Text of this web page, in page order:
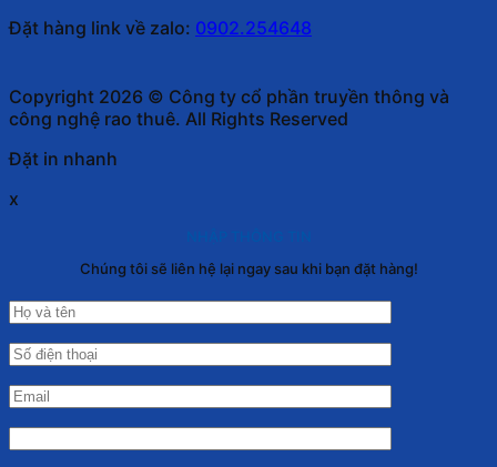
Đặt hàng link về zalo: 0902.254648
Copyright 2026 © Công ty cổ phần truyền thông và
công nghệ rao thuê. All Rights Reserved
Đặt in nhanh
x
Chúng tôi sẽ liên hệ lại ngay sau khi bạn đặt hàng!